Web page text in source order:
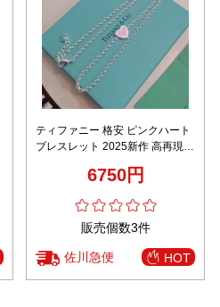
ティファニー 格安 ピンクハート
ブレスレット 2025新作 高再現度
安心サイト 秘密厳守配送
6750円
販売個数3件
佐川急便 HOT